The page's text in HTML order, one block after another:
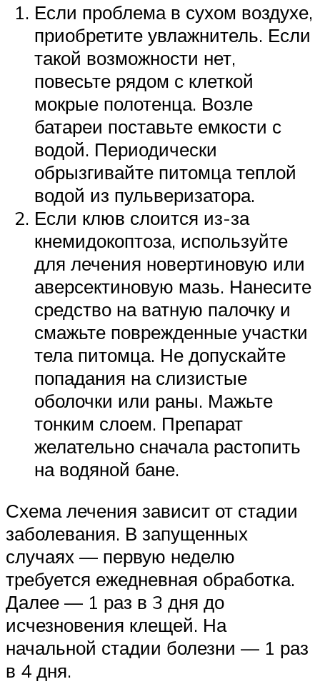
Если проблема в сухом воздухе,
приобретите увлажнитель. Если
такой возможности нет,
повесьте рядом с клеткой
мокрые полотенца. Возле
батареи поставьте емкости с
водой. Периодически
обрызгивайте питомца теплой
водой из пульверизатора.
Если клюв слоится из-за
кнемидокоптоза, используйте
для лечения новертиновую или
аверсектиновую мазь. Нанесите
средство на ватную палочку и
смажьте поврежденные участки
тела питомца. Не допускайте
попадания на слизистые
оболочки или раны. Мажьте
тонким слоем. Препарат
желательно сначала растопить
на водяной бане.
Схема лечения зависит от стадии
заболевания. В запущенных
случаях — первую неделю
требуется ежедневная обработка.
Далее — 1 раз в 3 дня до
исчезновения клещей. На
начальной стадии болезни — 1 раз
в 4 дня.